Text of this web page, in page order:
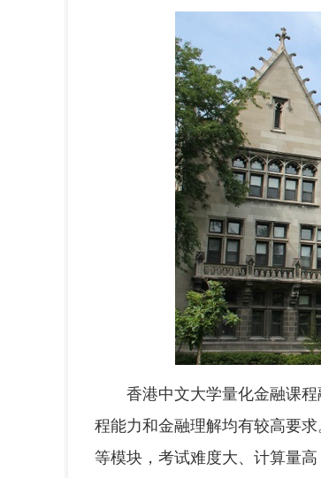
香港中文大学量化金融课程
程能力和金融理解均有较高要
等模块，考试难度大、计算量